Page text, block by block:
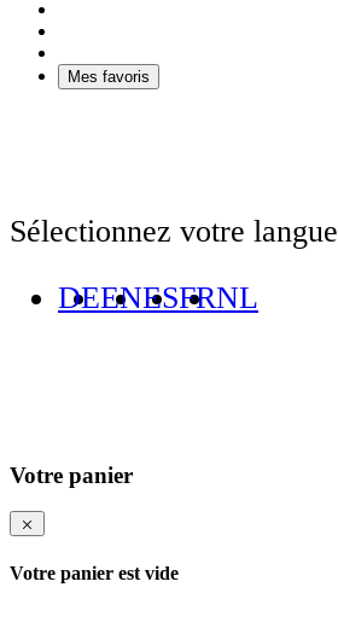
Mes favoris
Sélectionnez votre langue
DEENESFRNL
Votre panier
Votre panier est vide